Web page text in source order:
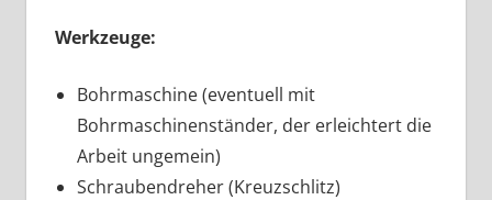
Werkzeuge:
Bohrmaschine (eventuell mit
Bohrmaschinenständer, der erleichtert die
Arbeit ungemein)
Schraubendreher (Kreuzschlitz)